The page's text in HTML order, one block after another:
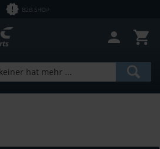
B2B SHOP